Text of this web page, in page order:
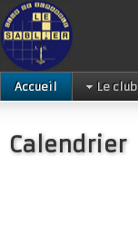
Accueil Le club
Calendrier